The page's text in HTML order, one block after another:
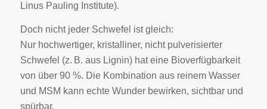
Linus Pauling Institute).
Doch nicht jeder Schwefel ist gleich:
Nur hochwertiger, kristalliner, nicht pulverisierter
Schwefel (z. B. aus Lignin) hat eine Bioverfügbarkeit
von über 90 %. Die Kombination aus reinem Wasser
und MSM kann echte Wunder bewirken, sichtbar und
spürbar.